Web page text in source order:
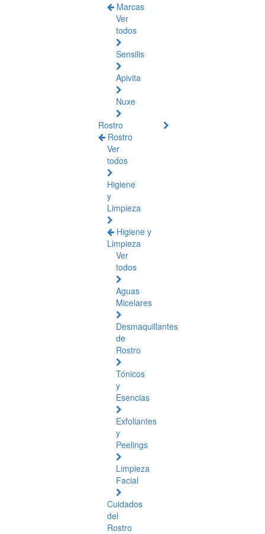
Marcas
Ver
todos
Sensilis
Apivita
Nuxe
Rostro
Rostro
Ver
todos
Higiene
y
Limpieza
Higiene y
Limpieza
Ver
todos
Aguas
Micelares
Desmaquillantes
de
Rostro
Tónicos
y
Esencias
Exfoliantes
y
Peelings
Limpieza
Facial
Cuidados
del
Rostro